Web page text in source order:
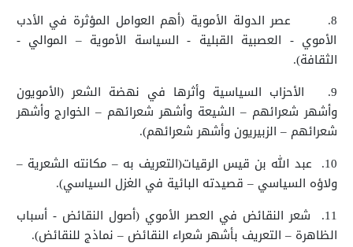
8.
عصر الدولة الأموية (أهم العوامل المؤثرة في الأدب
الأموي - العصبية القبلية - السياسة الأموية – الموالي -
الثقافة).
9.
الأحزاب السياسية وأثرها في نهضة الشعر (الأمويون
وأشهر شعرائهم – الشيعة وأشهر شعرائهم – الخوارج وأشهر
شعرائهم – الزبيريون وأشهر شعرائهم).
10.
عبد الله بن قيس الرقيات(التعريف به – مكانته الشعرية –
ولاؤه السياسي – قصيدته البائية في الغزل السياسي).
11.
شعر النقائض في العصر الأموي (أصول النقائض - أسباب
الظاهرة – التعريف بأشهر شعراء النقائض – نماذج للنقائض).